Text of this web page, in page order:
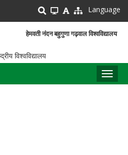
Language
गढ़वाल विश्वविद्यालय